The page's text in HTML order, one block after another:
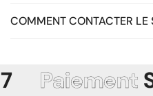
COMMENT CONTACTER LE